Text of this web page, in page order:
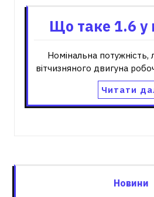
Що таке 1.6 у
Номінальна потужність,
вітчизняного двигуна
Читати
Новини